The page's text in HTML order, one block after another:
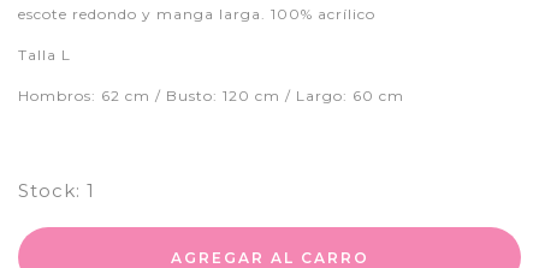
escote redondo y manga larga. 100% acrílico
Talla L
Hombros: 62 cm / Busto: 120 cm / Largo: 60 cm
Stock: 1
AGREGAR AL CARRO